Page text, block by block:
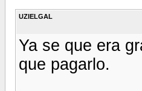
UZIELGAL
Ya se que era
que pagarlo.